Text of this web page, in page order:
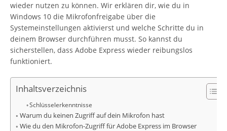
wieder nutzen zu können. Wir erklären dir, wie du in
Windows 10 die Mikrofonfreigabe über die
Systemeinstellungen aktivierst und welche Schritte du in
deinem Browser durchführen musst. So kannst du
sicherstellen, dass Adobe Express wieder reibungslos
funktioniert.
Inhaltsverzeichnis
Schlüsselerkenntnisse
Warum du keinen Zugriff auf dein Mikrofon hast
Wie du den Mikrofon-Zugriff für Adobe Express im Browser